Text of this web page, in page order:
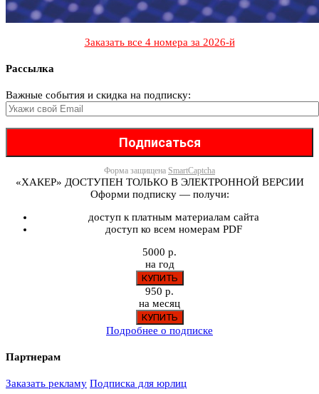
Заказать все 4 номера за 2026-й
Рассылка
Важные события и скидка на подписку:
Форма защищена SmartCaptcha
«ХАКЕР» ДОСТУПЕН ТОЛЬКО В ЭЛЕКТРОННОЙ ВЕРСИИ
Оформи подписку — получи:
доступ к платным материалам сайта
доступ ко всем номерам PDF
5000 р.
на год
950 р.
на месяц
Подробнее о подписке
Партнерам
Заказать рекламу Подписка для юрлиц